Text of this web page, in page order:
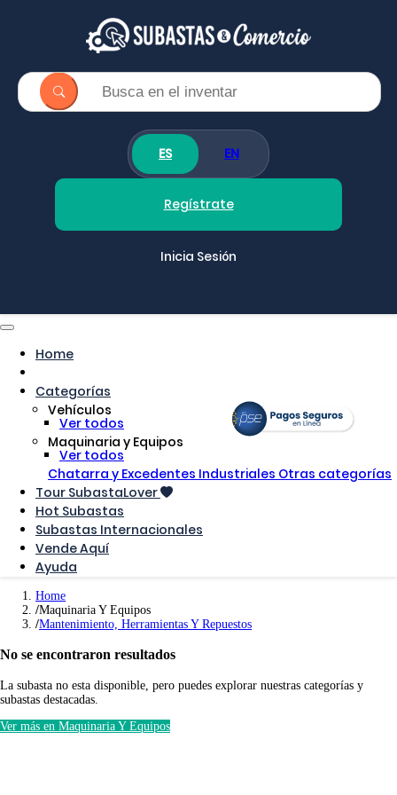
ES EN
Regístrate
Inicia Sesión
Home
Categorías
Vehículos
Ver todos
Maquinaria y Equipos
Ver todos
Chatarra y Excedentes Industriales Otras categorías
Tour SubastaLover
Hot Subastas
Subastas Internacionales
Vende Aquí
Ayuda
Home
Maquinaria Y Equipos
Mantenimiento, Herramientas Y Repuestos
No se encontraron resultados
La subasta no esta disponible, pero puedes explorar nuestras categorías y
subastas destacadas.
Ver más en Maquinaria Y Equipos